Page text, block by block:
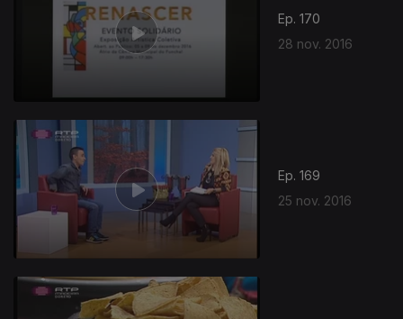
Ep. 170
28 nov. 2016
Ep. 169
25 nov. 2016
260939